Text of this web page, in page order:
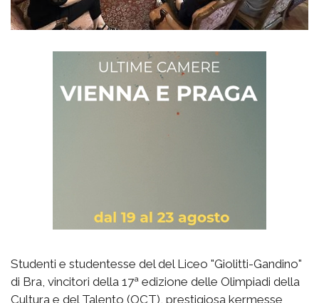
Studenti e studentesse del del Liceo "Giolitti-Gandino"
di Bra, vincitori della 17ª edizione delle Olimpiadi della
Cultura e del Talento (OCT), prestigiosa kermesse